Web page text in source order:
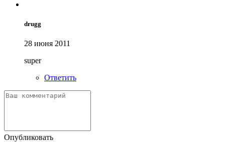
drugg
28 июня 2011
super
Ответить
Опубликовать